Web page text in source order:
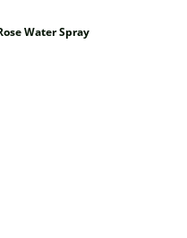
Water Spray